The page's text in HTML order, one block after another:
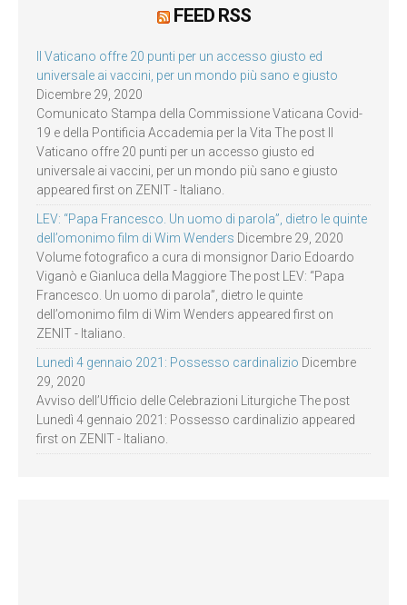
FEED RSS
Il Vaticano offre 20 punti per un accesso giusto ed
universale ai vaccini, per un mondo più sano e giusto
Dicembre 29, 2020
Comunicato Stampa della Commissione Vaticana Covid-
19 e della Pontificia Accademia per la Vita The post Il
Vaticano offre 20 punti per un accesso giusto ed
universale ai vaccini, per un mondo più sano e giusto
appeared first on ZENIT - Italiano.
LEV: “Papa Francesco. Un uomo di parola”, dietro le quinte
dell’omonimo film di Wim Wenders Dicembre 29, 2020
Volume fotografico a cura di monsignor Dario Edoardo
Viganò e Gianluca della Maggiore The post LEV: “Papa
Francesco. Un uomo di parola”, dietro le quinte
dell’omonimo film di Wim Wenders appeared first on
ZENIT - Italiano.
Lunedì 4 gennaio 2021: Possesso cardinalizio Dicembre
29, 2020
Avviso dell’Ufficio delle Celebrazioni Liturgiche The post
Lunedì 4 gennaio 2021: Possesso cardinalizio appeared
first on ZENIT - Italiano.